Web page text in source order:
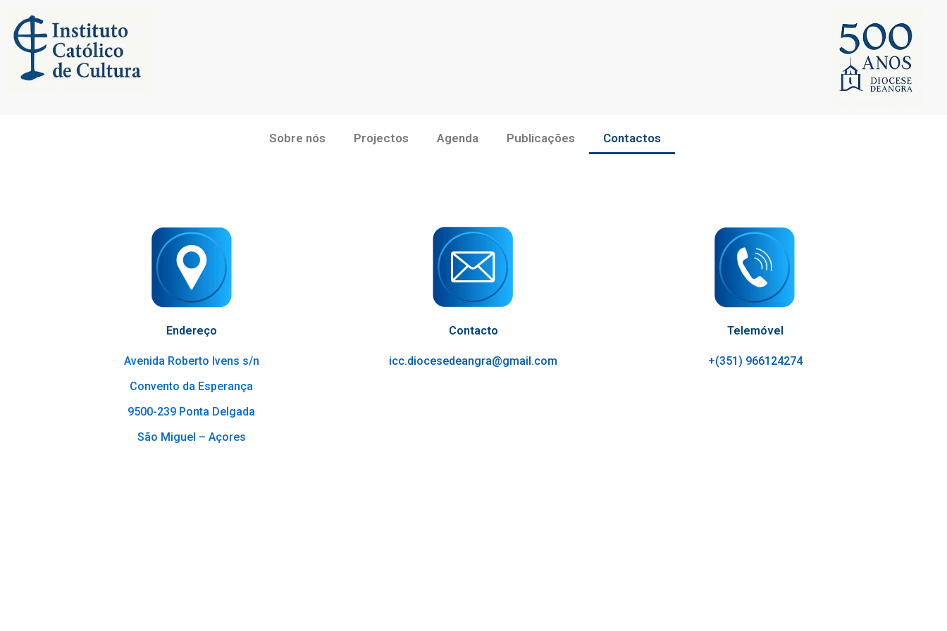
content
Sobre nós Projectos Agenda Publicações Contactos
Endereço Contacto Telemóvel
Avenida Roberto Ivens s/n
Convento da Esperança
9500-239 Ponta Delgada
São Miguel – Açores
icc.diocesedeangra@gmail.com +(351) 966124274